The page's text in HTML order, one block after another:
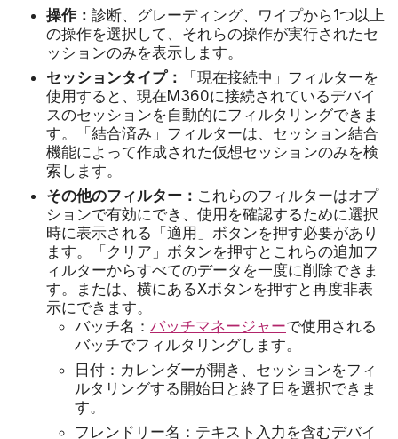
操作： 診断、グレーディング、ワイプから1つ以上
の操作を選択して、それらの操作が実行されたセ
ッションのみを表示します。
セッションタイプ：
「現在接続中」フィルターを
使用すると、現在M360に接続されているデバイ
スのセッションを自動的にフィルタリングできま
す。「結合済み」フィルターは、セッション結合
機能によって作成された仮想セッションのみを検
索します。
その他のフィルター： これらのフィルターはオプ
ションで有効にでき、使用を確認するために選択
時に表示される「適用」ボタンを押す必要があり
ます。「クリア」ボタンを押すとこれらの追加フ
ィルターからすべてのデータを一度に削除できま
す。または、横にあるXボタンを押すと再度非表
示にできます。
バッチ名： バッチマネージャーで使用される
バッチでフィルタリングします。
日付：カレンダーが開き、セッションをフィ
ルタリングする開始日と終了日を選択できま
す。
フレンドリー名：テキスト入力を含むデバイ